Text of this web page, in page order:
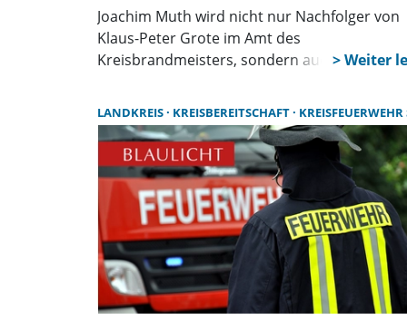
Joachim Muth wird nicht nur Nachfolger von
Klaus-Peter Grote im Amt des
Kreisbrandmeisters, sondern auch in dem
Versammlung des Verbandes im
Ratsgymnasium Stadthagen wählte Muth
einstimmig in die neue Funktion. Grote
zum Ehrenvorsitzenden ernannt.
LANDKREIS KREISBEREITSCHAFT KREISFEUERWEHR